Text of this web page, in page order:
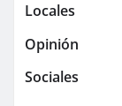
Locales
Opinión
Sociales